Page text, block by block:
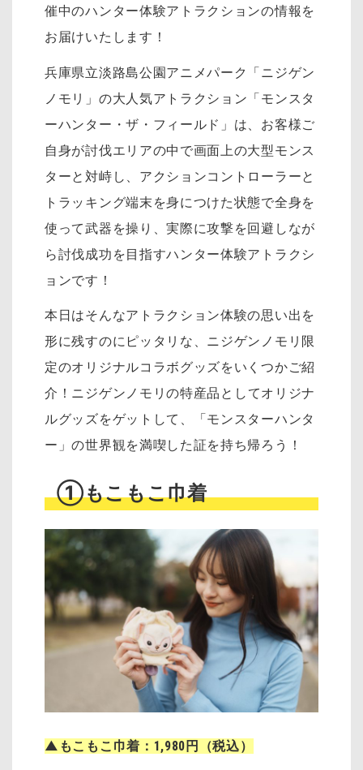
催中のハンター体験アトラクションの情報を
お届けいたします！
兵庫県立淡路島公園アニメパーク「ニジゲン
ノモリ」の大人気アトラクション「モンスタ
ーハンター・ザ・フィールド」は、お客様ご
自身が討伐エリアの中で画面上の大型モンス
ターと対峙し、アクションコントローラーと
トラッキング端末を身につけた状態で全身を
使って武器を操り、実際に攻撃を回避しなが
ら討伐成功を目指すハンター体験アトラクシ
ョンです！
本日はそんなアトラクション体験の思い出を
形に残すのにピッタリな、ニジゲンノモリ限
定のオリジナルコラボグッズをいくつかご紹
介！ ニジゲンノモリの特産品としてオリジナ
ルグッズをゲットして、「モンスターハンタ
ー」の世界観を満喫した証を持ち帰ろう！
①もこもこ巾着
▲もこもこ巾着：1,980円（税込）